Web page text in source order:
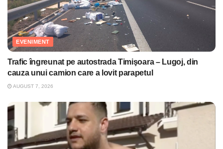
EVENIMENT
Trafic îngreunat pe autostrada Timişoara – Lugoj, din
cauza unui camion care a lovit parapetul
AUGUST 7, 2026